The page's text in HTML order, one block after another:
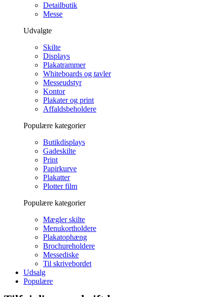
Detailbutik
Messe
Udvalgte
Skilte
Displays
Plakatrammer
Whiteboards og tavler
Messeudstyr
Kontor
Plakater og print
Affaldsbeholdere
Populære kategorier
Butikdisplays
Gadeskilte
Print
Papirkurve
Plakatter
Plotter film
Populære kategorier
Mægler skilte
Menukortholdere
Plakatophæng
Brochureholdere
Messediske
Til skrivebordet
Udsalg
Populære